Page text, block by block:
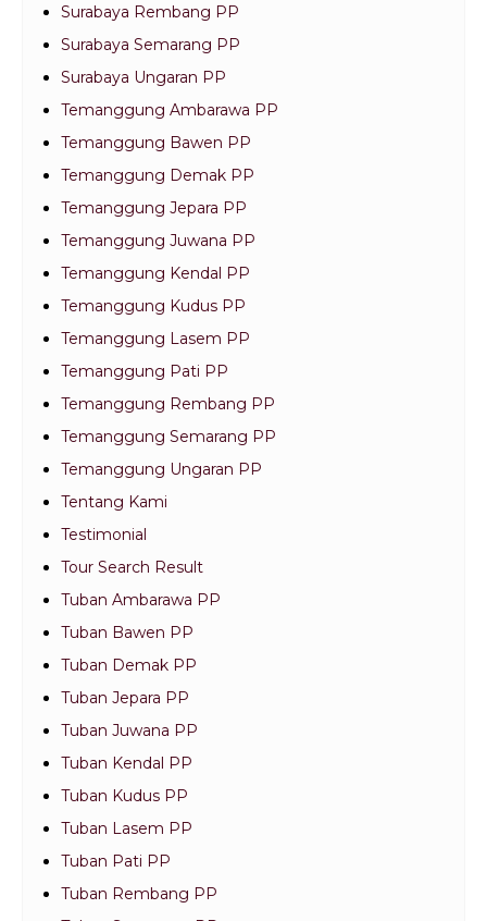
Surabaya Rembang PP
Surabaya Semarang PP
Surabaya Ungaran PP
Temanggung Ambarawa PP
Temanggung Bawen PP
Temanggung Demak PP
Temanggung Jepara PP
Temanggung Juwana PP
Temanggung Kendal PP
Temanggung Kudus PP
Temanggung Lasem PP
Temanggung Pati PP
Temanggung Rembang PP
Temanggung Semarang PP
Temanggung Ungaran PP
Tentang Kami
Testimonial
Tour Search Result
Tuban Ambarawa PP
Tuban Bawen PP
Tuban Demak PP
Tuban Jepara PP
Tuban Juwana PP
Tuban Kendal PP
Tuban Kudus PP
Tuban Lasem PP
Tuban Pati PP
Tuban Rembang PP